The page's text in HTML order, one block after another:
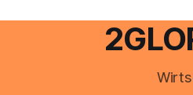
zahlt sich professionelle